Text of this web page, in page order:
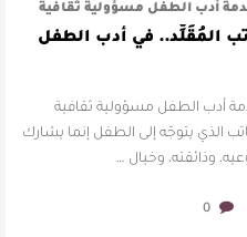
أدب الطفل مسؤولية ثقافية
…
المُقَلِّد.. في أدب الطفل
أدب الطفل مسؤولية ثقافية
الذي يتوجّه إلى الطفل إنما يشارك
وذائقته، وخيال …
0